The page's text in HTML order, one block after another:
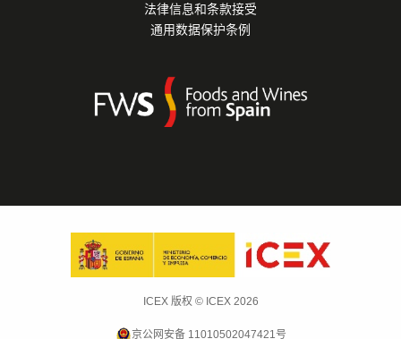
法律信息和条款接受
通用数据保护条例
ICEX 版权 © ICEX 2026
京公网安备 11010502047421号